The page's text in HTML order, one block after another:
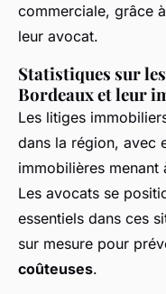
commerciale, grâce à
leur avocat.
Statistiques sur
Bordeaux et leur
Les litiges
dans la région, avec
immobilières menant
Les avocats se
essentiels dans ces
sur mesure pour
coûteuses.